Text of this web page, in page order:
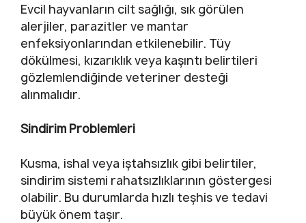
Evcil hayvanların cilt sağlığı, sık görülen
alerjiler, parazitler ve mantar
enfeksiyonlarından etkilenebilir. Tüy
dökülmesi, kızarıklık veya kaşıntı belirtileri
gözlemlendiğinde veteriner desteği
alınmalıdır.
Sindirim Problemleri
Kusma, ishal veya iştahsızlık gibi belirtiler,
sindirim sistemi rahatsızlıklarının göstergesi
olabilir. Bu durumlarda hızlı teşhis ve tedavi
büyük önem taşır.